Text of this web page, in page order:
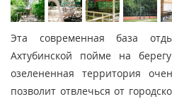
Эта современная база
Ахтубинской пойме на
озелененная территория
позволит отвлечься от